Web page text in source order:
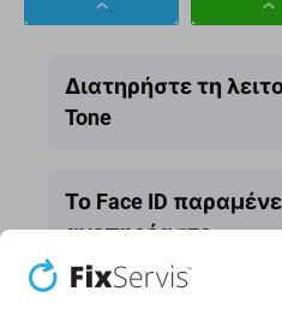
Dropdown
Διατηρήστε τη
Tone
Το Face ID
ανεπηρέαστο.